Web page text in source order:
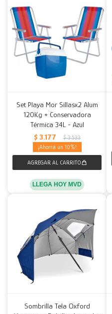
Set Playa Mor Sillasx2 Alum
120Kg + Conservadora
Térmica 34L - Azul
$ 3.177 $ 3.533
10
LLEGA HOY MVD
Sombrilla Tela Oxford